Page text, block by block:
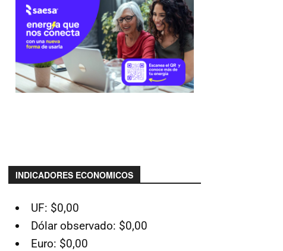
INDICADORES ECONOMICOS
UF: $0,00
Dólar observado: $0,00
Euro: $0,00